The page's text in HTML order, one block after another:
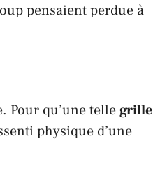
pensaient perdue à
Pour qu’une tellegrille
physique d’une